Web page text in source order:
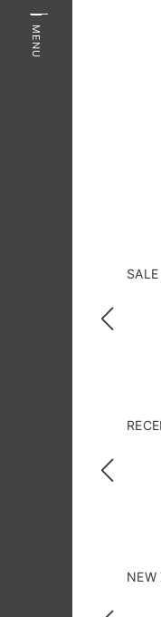
MENU
NEW